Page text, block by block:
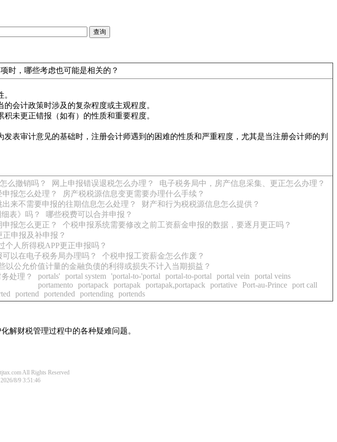
时，哪些考虑也可能是相关的？
会计政策时涉及的复杂程度或主观程度。
未更正错报（如有）的性质和重要程度。
表审计意见的基础时，注册会计师遇到的困难的性质和严重程度，尤其是当注册会计师的判
么撤销吗？ 网上申报错误退税怎么办理？
电子税务局中，房产信息采集、更正怎么办理？
报怎么处理？
房产税税源信息变更需要办理什么手续？
来不需要申报的往期信息怎么处理？
财产和行为税税源信息怎么提供？
表》吗？
哪些税费可以合并申报？
申报怎么更正？
个税申报系统需要修改之前工资薪金申报的数据，要逐月更正吗？
申报及补申报？
人所得税APP更正申报吗？
可以在电子税务局办理吗？
个税申报工资薪金怎么作废？
以公允价值计量的金融负债的利得或损失不计入当期损益？
处理？ portals' portal system 'portal-to-'portal portal-to-portal portal vein
portal veins
portamento portapack portapak portapak,portapack portative Port-au-Prince port call
portend portended portending portends
解财税管理过程中的各种疑难问题。
All Rights Reserved
8/9 3:51:46